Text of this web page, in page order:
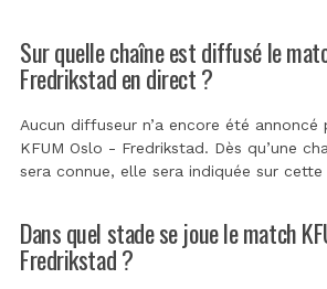
Sur quelle chaîne est diffusé le
Fredrikstad en direct ?
Aucun diffuseur n’a encore été
KFUM Oslo - Fredrikstad. Dès qu’une
sera connue, elle sera indiquée sur cette
Dans quel stade se joue le match
Fredrikstad ?